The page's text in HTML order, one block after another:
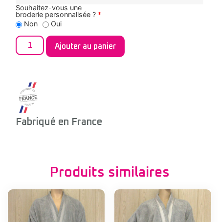
Souhaitez-vous une
broderie personnalisée ? *
Non
Oui
Ajouter au panier
Fabriqué en France
Produits similaires